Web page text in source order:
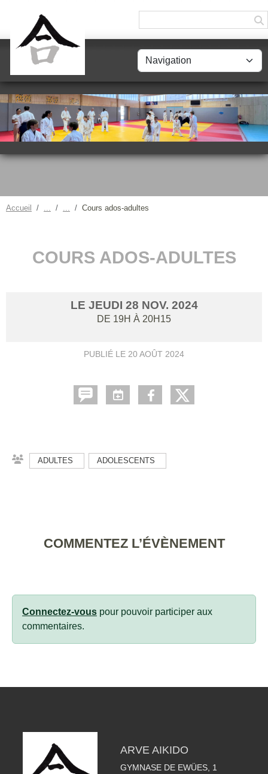
Accueil Cours ados-adultes
COURS ADOS-ADULTES
LE JEUDI 28 NOV. 2024
DE 19H À 20H15
PUBLIÉ LE 20 AOÛT 2024
ADULTES ADOLESCENTS
COMMENTEZ L’ÉVÈNEMENT
Connectez-vous pour pouvoir participer aux
commentaires.
ARVE AIKIDO
GYMNASE DE EWÜES, 1